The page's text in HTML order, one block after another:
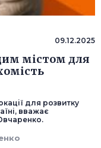
09.12.2025
містом для
для розвитку
вважає